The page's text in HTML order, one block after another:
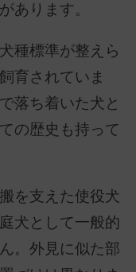
あります。
種標準が整えら
育されていま
落ち着いた犬と
の歴史も持って
を支えた使役犬
犬として一般的
。外見に似た部